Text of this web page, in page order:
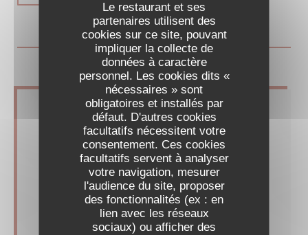
Le restaurant et ses
partenaires utilisent des
cookies sur ce site, pouvant
impliquer la collecte de
données à caractère
personnel. Les cookies dits «
nécessaires » sont
obligatoires et installés par
défaut. D'autres cookies
facultatifs nécessitent votre
consentement. Ces cookies
facultatifs servent à analyser
votre navigation, mesurer
l'audience du site, proposer
des fonctionnalités (ex : en
lien avec les réseaux
sociaux) ou afficher des